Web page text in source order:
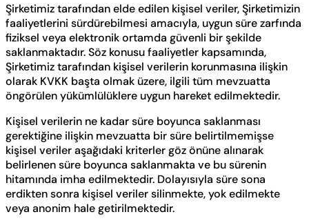
Şirketimiz tarafından elde edilen kişisel veriler, Şirketimizin
faaliyetlerini sürdürebilmesi amacıyla, uygun süre zarfında
fiziksel veya elektronik ortamda güvenli bir şekilde
saklanmaktadır. Söz konusu faaliyetler kapsamında,
Şirketimiz tarafından kişisel verilerin korunmasına ilişkin
olarak KVKK başta olmak üzere, ilgili tüm mevzuatta
öngörülen yükümlülüklere uygun hareket edilmektedir.
Kişisel verilerin ne kadar süre boyunca saklanması
gerektiğine ilişkin mevzuatta bir süre belirtilmemişse
kişisel veriler aşağıdaki kriterler göz önüne alınarak
belirlenen süre boyunca saklanmakta ve bu sürenin
hitamında imha edilmektedir. Dolayısıyla süre sona
erdikten sonra kişisel veriler silinmekte, yok edilmekte
veya anonim hale getirilmektedir.